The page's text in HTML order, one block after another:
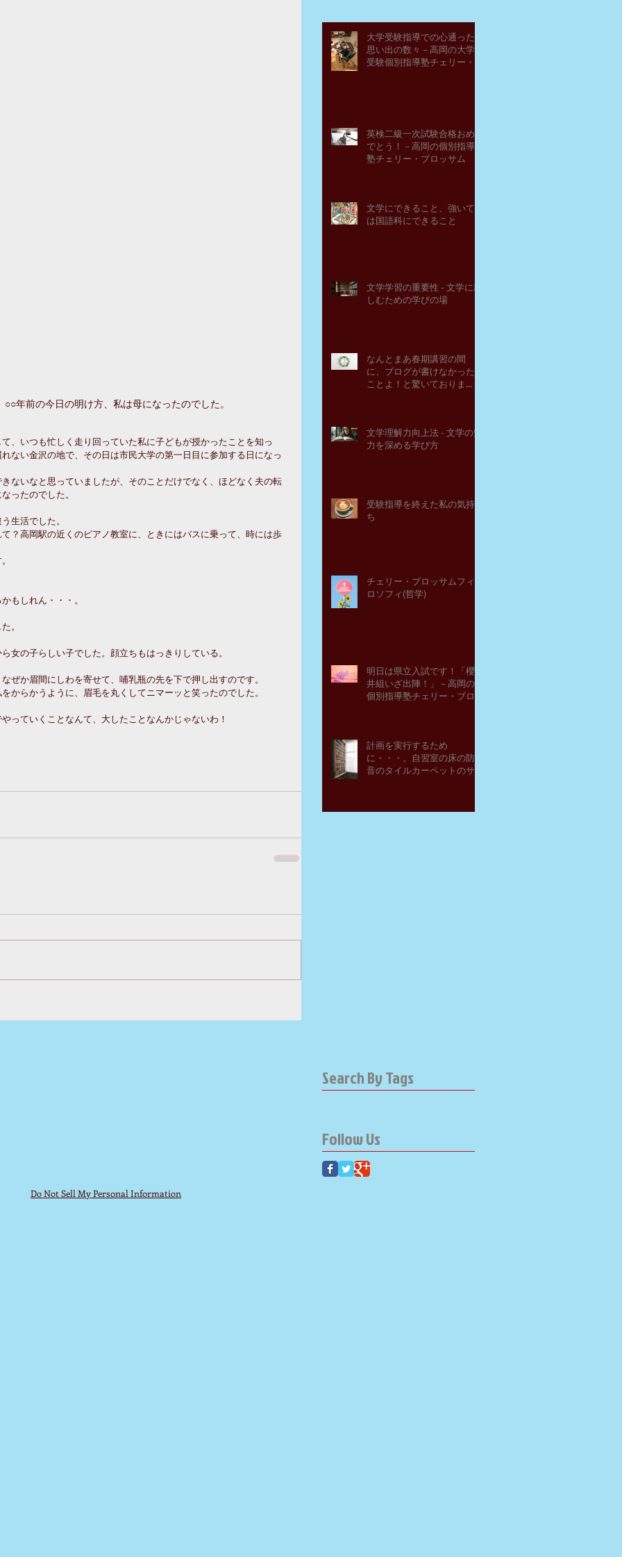
年前の今日の明け方、私は母になったのでした。
、いつも忙しく走り回っていた私に子どもが授かったことを知っ
ない金沢の地で、その日は市民大学の第一日目に参加する日になっ
ないなと思っていましたが、そのことだけでなく、ほどなく夫の転
ったのでした。
生活でした。
？高岡駅の近くのピアノ教室に、ときにはバスに乗って、時には歩
もしれん・・・。
。
女の子らしい子でした。顔立ちもはっきりしている。
ぜか眉間にしわを寄せて、哺乳瓶の先を下で押し出すのです。
からかうように、眉毛を丸くしてニマーッと笑ったのでした。
っていくことなんて、大したことなんかじゃないわ！
大学受験指導での心通った
思い出の数々－高岡の大学
受験個別指導塾チェリー・
英検二級一次試験合格おめ
でとう！－高岡の個別指導
塾チェリー・ブロッサム
文学にできること、強いて
は国語科にできること
文学学習の重要性 - 文学に親
しむための学びの場
なんとまあ春期講習の間
に、ブログが書けなかった
ことよ！と驚いておりま
文学理解力向上法 - 文学の魅
力を深める学び方
受験指導を終えた私の気持
ち
チェリー・ブロッサムフィ
ロソフィ(哲学)
明日は県立入試です！「櫻
井組いざ出陣！」－高岡の
個別指導塾チェリー・ブロ
計画を実行するため
に・・・。自習室の床の防
音のタイルカーペットのサ
Search By Tags
Follow Us
Do Not Sell My Personal Information